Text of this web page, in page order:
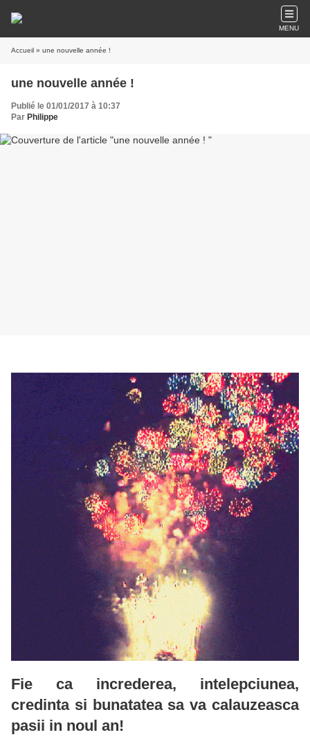
MENU
Accueil » une nouvelle année !
une nouvelle année !
Publié le 01/01/2017 à 10:37
Par Philippe
Fie ca increderea, intelepciunea,
credinta si bunatatea sa va calauzeasca
pasii in noul an!